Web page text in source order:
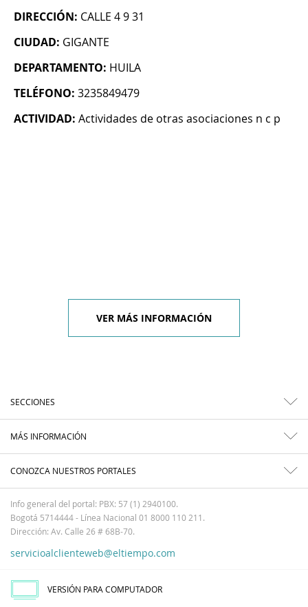
DIRECCIÓN: CALLE 4 9 31
CIUDAD: GIGANTE
DEPARTAMENTO: HUILA
TELÉFONO: 3235849479
ACTIVIDAD: Actividades de otras asociaciones n c p
VER MÁS INFORMACIÓN
SECCIONES
MÁS INFORMACIÓN
CONOZCA NUESTROS PORTALES
Info general del portal: PBX: 57 (1) 2940100.
Bogotá 5714444 - Línea Nacional 01 8000 110 211.
Dirección: Av. Calle 26 # 68B-70.
servicioalclienteweb@eltiempo.com
VERSIÓN PARA COMPUTADOR